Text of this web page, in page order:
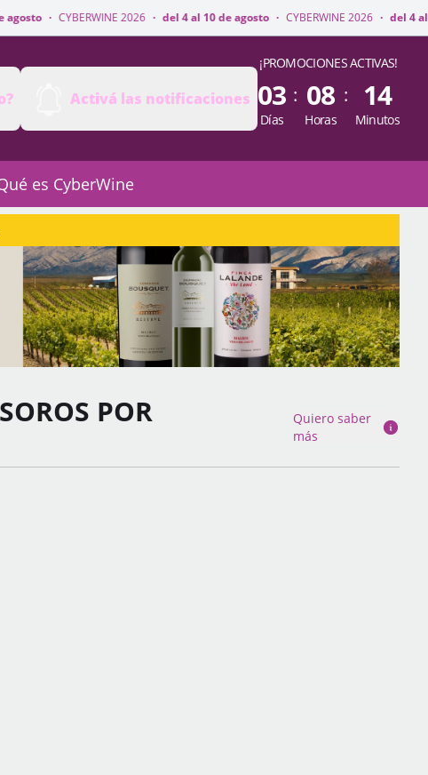
2026 · del 4 al 10 de agosto · CYBERWINE 2026 · del 4 al 10 de agosto ·
Activá las notificaciones
¡PROMOCIONES ACTIVAS!
03
Días
: 08
Horas
: 14
Minutos
es CyberWine
POR
Quiero saber
más